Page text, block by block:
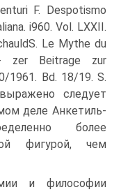
F. Despotismo
i960. Vol. LXXII.
Le Mythe du
zer Beitrage zur
1961. Bd. 18/19. S.
следует
деле Анкетиль-
более
фигурой, чем
и философии